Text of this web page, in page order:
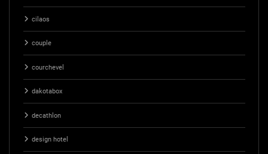
cilaos
couple
courchevel
dakotabox
decathlon
design hotel